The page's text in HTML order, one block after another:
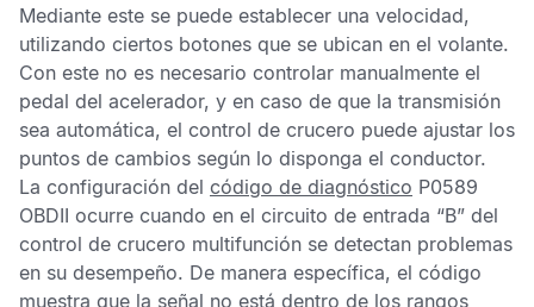
Mediante este se puede establecer una velocidad,
utilizando ciertos botones que se ubican en el volante.
Con este no es necesario controlar manualmente el
pedal del acelerador, y en caso de que la transmisión
sea automática, el control de crucero puede ajustar los
puntos de cambios según lo disponga el conductor.
La configuración del código de diagnóstico P0589
OBDII ocurre cuando en el circuito de entrada “B” del
control de crucero multifunción se detectan problemas
en su desempeño. De manera específica, el código
muestra que la señal no está dentro de los rangos